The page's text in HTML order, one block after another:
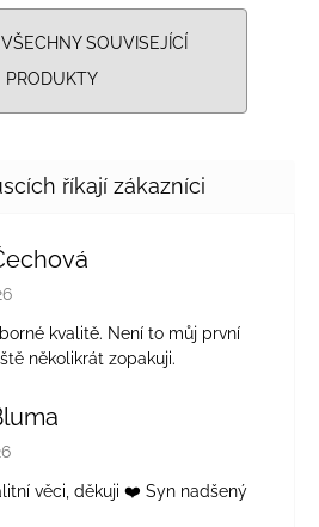
SOUVISEJÍCÍ
PRODUKTY
obchodu je 5 z 5 hvězdiček.
kvalitě. Není to můj první
několikrát zopakuji.
obchodu je 5 z 5 hvězdiček.
věci, děkuji ❤️ Syn nadšený